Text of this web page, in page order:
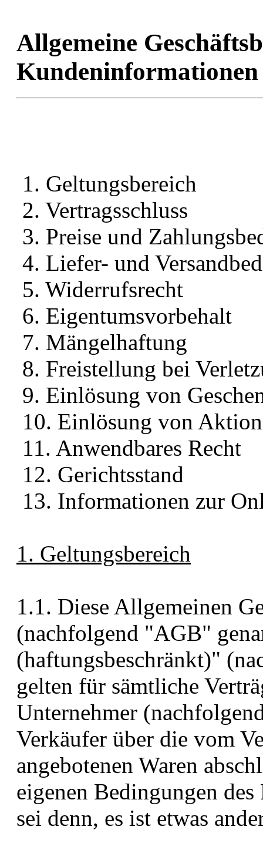
Allgemeine
Kundeninformationen
1. Geltungsbereich
2. Vertragsschluss
3. Preise und
4. Liefer- und
5. Widerrufsrecht
6. Eigentumsvorbehalt
7. Mängelhaftung
8. Freistellung bei
9. Einlösung von
10. Einlösung von
11. Anwendbares Recht
12. Gerichtsstand
13. Informationen zur
1. Geltungsbereich
1.1. Diese Allgemeinen
(nachfolgend "AGB"
(haftungsbeschränkt)"
gelten für sämtliche
Unternehmer
Verkäufer über die vom
angebotenen Waren
eigenen Bedingungen
sei denn, es ist etwas